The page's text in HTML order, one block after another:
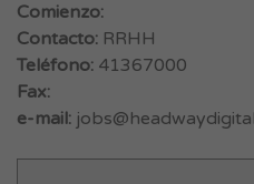
Comienzo:
Contacto: RRHH
Teléfono: 41367000
Fax:
e-mail: